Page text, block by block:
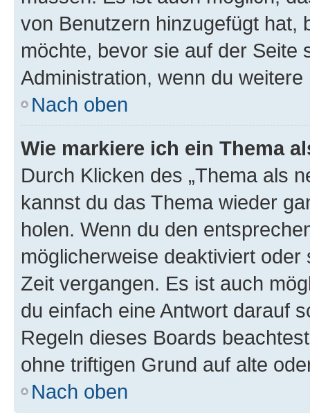
von Benutzern hinzugefügt hat,
möchte, bevor sie auf der Seite
Administration, wenn du
Nach oben
Wie markiere ich ein Thema
Durch Klicken des „Thema als
kannst du das Thema wieder
holen. Wenn du den
möglicherweise deaktiviert
Zeit vergangen. Es ist auch
du einfach eine Antwort darauf
Regeln dieses Boards
ohne triftigen Grund auf alte
Nach oben